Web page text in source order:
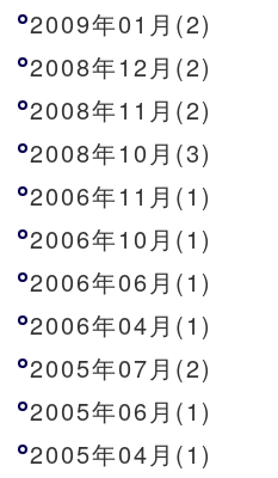
2009年01月(2)
2008年12月(2)
2008年11月(2)
2008年10月(3)
2006年11月(1)
2006年10月(1)
2006年06月(1)
2006年04月(1)
2005年07月(2)
2005年06月(1)
2005年04月(1)